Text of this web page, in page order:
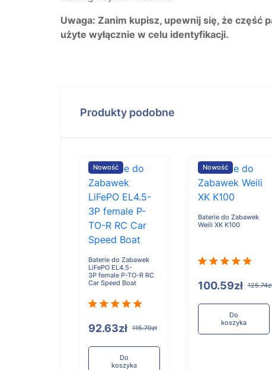
Uwaga: Zanim kupisz, upewnij się, że część
użyte wyłącznie w celu identyfikacji.
Produkty podobne
Nowość
Baterie do Zabawek
LiFePO EL4.5-
3P female P-TO-R RC
Car Speed Boat
92.63zł 115.79zł
Do
koszyka
Nowość
Baterie do Zabawek
Weili XK K100
100.59zł
Do
koszyka